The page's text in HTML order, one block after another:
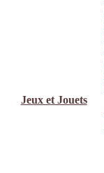
Jeux et Jouets